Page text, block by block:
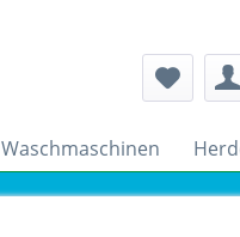
Waschmaschinen